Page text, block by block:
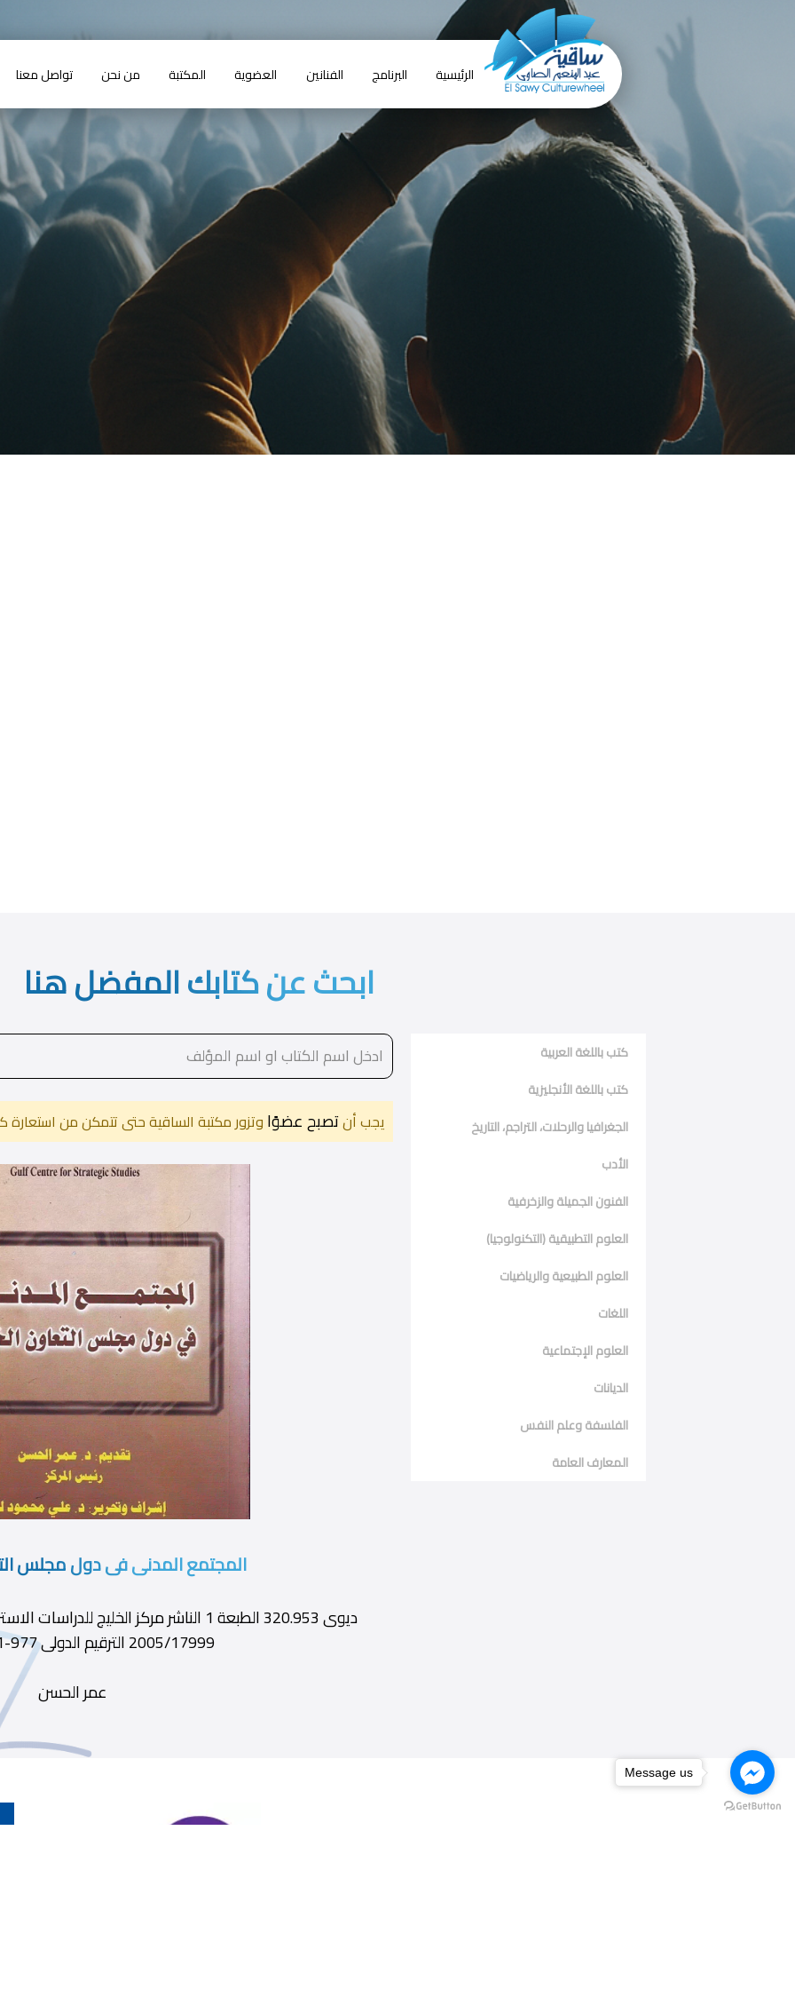
الرئيسية البرنامج الفنانين العضوية المكتبة من نحن تواصل معنا
ابحث عن كتابك المفضل هنا
كتب باللغة العربية
كتب باللغة الأنجليزية
الجغرافيا والرحلات، التراجم، التاريخ
الأدب
الفنون الجميلة والزخرفية
العلوم التطبيقية (التكنولوجيا)
العلوم الطبيعية والرياضيات
اللغات
العلوم الإجتماعية
الديانات
الفلسفة وعلم النفس
المعارف العامة
يجب أنتصبح عضوًا وتزور مكتبة الساقية حتى تتمكن من استعارة
المجتمع المدنى فى دول مجلس
2005/17999 الترقيم الدولى 977-5861-96-9
عمر الحسن
Message us